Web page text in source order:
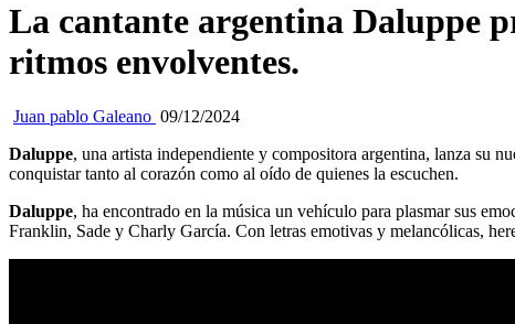
La cantante argentina Daluppe
ritmos envolventes.
Juan pablo Galeano 09/12/2024
Daluppe, una artista independiente y compositora argentina, lanza su
conquistar tanto al corazón como al oído de quienes la escuchen.
Daluppe, ha encontrado en la música un vehículo para plasmar sus
Franklin, Sade y Charly García. Con letras emotivas y melancólicas,